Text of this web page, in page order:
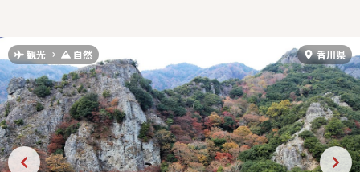
観光 自然 香川県